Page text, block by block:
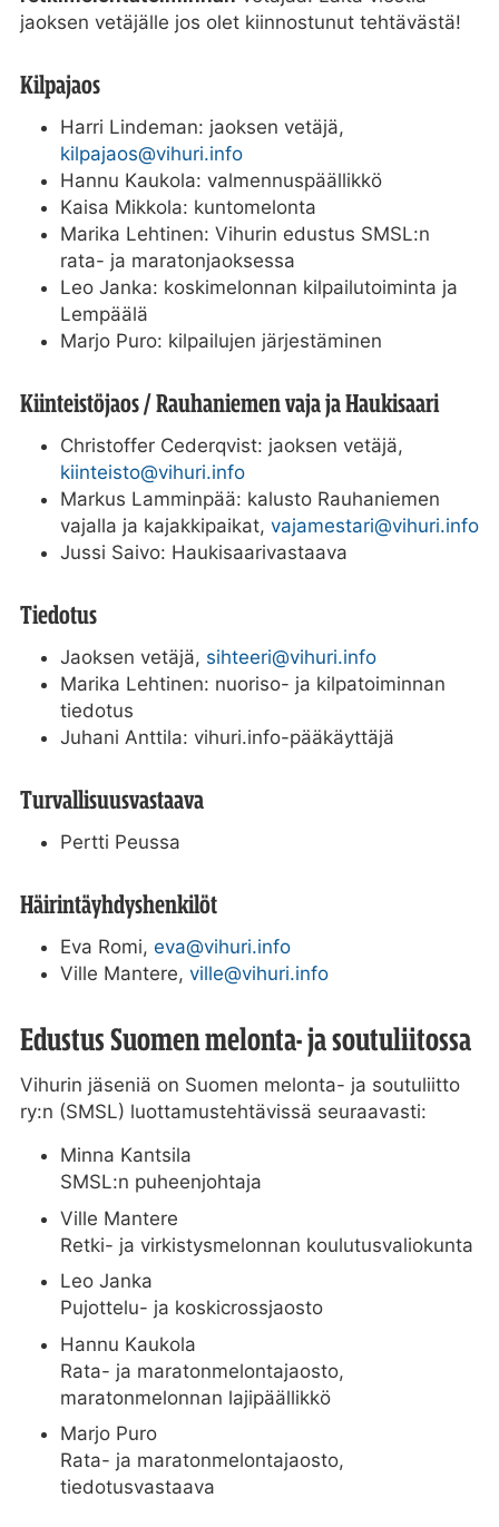
jaoksen vetäjälle jos olet kiinnostunut tehtävästä!
Kilpajaos
Harri Lindeman: jaoksen vetäjä,
kilpajaos@vihuri.info
Hannu Kaukola: valmennuspäällikkö
Kaisa Mikkola: kuntomelonta
Marika Lehtinen: Vihurin edustus SMSL:n
rata- ja maratonjaoksessa
Leo Janka: koskimelonnan kilpailutoiminta ja
Lempäälä
Marjo Puro: kilpailujen järjestäminen
Kiinteistöjaos / Rauhaniemen vaja ja Haukisaari
Christoffer Cederqvist: jaoksen vetäjä,
kiinteisto@vihuri.info
Markus Lamminpää: kalusto Rauhaniemen
vajalla ja kajakkipaikat, vajamestari@vihuri.info
Jussi Saivo: Haukisaarivastaava
Tiedotus
Jaoksen vetäjä, sihteeri@vihuri.info
Marika Lehtinen: nuoriso- ja kilpatoiminnan
tiedotus
Juhani Anttila: vihuri.info-pääkäyttäjä
Turvallisuusvastaava
Pertti Peussa
Häirintäyhdyshenkilöt
Eva Romi, eva@vihuri.info
Ville Mantere, ville@vihuri.info
Edustus Suomen melonta- ja soutuliitossa
Vihurin jäseniä on Suomen melonta- ja soutuliitto
ry:n (SMSL) luottamustehtävissä seuraavasti:
Minna Kantsila
SMSL:n puheenjohtaja
Ville Mantere
Retki- ja virkistysmelonnan koulutusvaliokunta
Leo Janka
Pujottelu- ja koskicrossjaosto
Hannu Kaukola
Rata- ja maratonmelontajaosto,
maratonmelonnan lajipäällikkö
Marjo Puro
Rata- ja maratonmelontajaosto,
tiedotusvastaava